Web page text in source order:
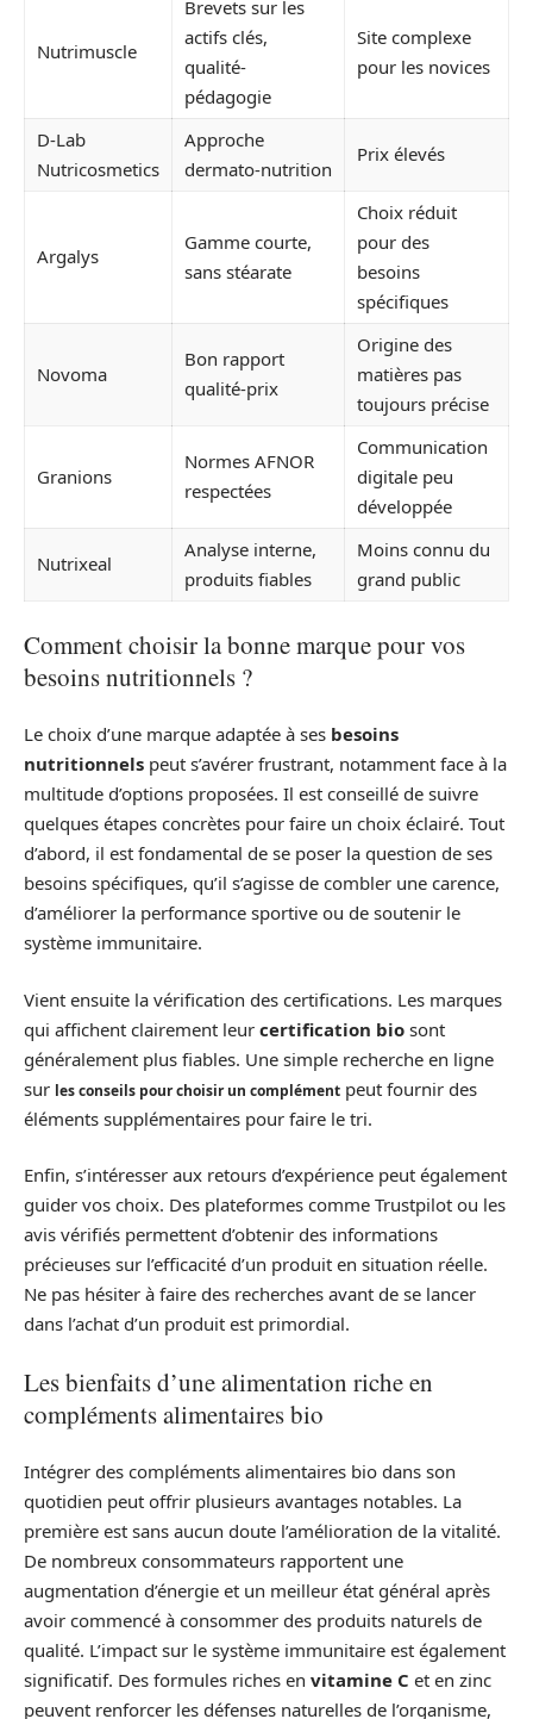
Nutrimuscle
Brevets sur les
actifs clés,
qualité-
pédagogie
Site complexe
pour les novices
D-Lab
Nutricosmetics
Approche
dermato-nutrition
Prix élevés
Argalys
Gamme courte,
sans stéarate
Choix réduit
pour des
besoins
spécifiques
Novoma
Bon rapport
qualité-prix
Origine des
matières pas
toujours précise
Granions
Normes AFNOR
respectées
Communication
digitale peu
développée
Nutrixeal
Analyse interne,
produits fiables
Moins connu du
grand public
Comment choisir la bonne marque pour vos
besoins nutritionnels ?
Le choix d’une marque adaptée à ses besoins
nutritionnels peut s’avérer frustrant, notamment face à la
multitude d’options proposées. Il est conseillé de suivre
quelques étapes concrètes pour faire un choix éclairé. Tout
d’abord, il est fondamental de se poser la question de ses
besoins spécifiques, qu’il s’agisse de combler une carence,
d’améliorer la performance sportive ou de soutenir le
système immunitaire.
Vient ensuite la vérification des certifications. Les marques
qui affichent clairement leur certification bio sont
généralement plus fiables. Une simple recherche en ligne
sur les conseils pour choisir un complément peut fournir des
éléments supplémentaires pour faire le tri.
Enfin, s’intéresser aux retours d’expérience peut également
guider vos choix. Des plateformes comme Trustpilot ou les
avis vérifiés permettent d’obtenir des informations
précieuses sur l’efficacité d’un produit en situation réelle.
Ne pas hésiter à faire des recherches avant de se lancer
dans l’achat d’un produit est primordial.
Les bienfaits d’une alimentation riche en
compléments alimentaires bio
Intégrer des compléments alimentaires bio dans son
quotidien peut offrir plusieurs avantages notables. La
première est sans aucun doute l’amélioration de la vitalité.
De nombreux consommateurs rapportent une
augmentation d’énergie et un meilleur état général après
avoir commencé à consommer des produits naturels de
qualité. L’impact sur le système immunitaire est également
significatif. Des formules riches en vitamine C et en zinc
peuvent renforcer les défenses naturelles de l’organisme,